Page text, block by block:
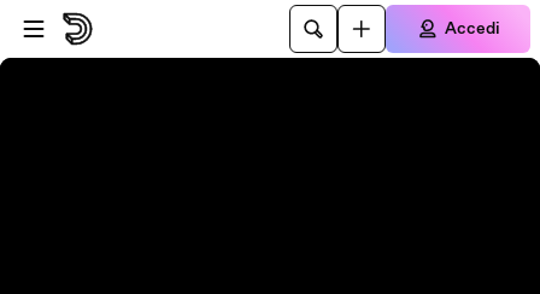
Vai al lettore
Passa al contenuto principale
Accedi